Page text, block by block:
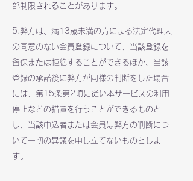
部制限されることがあります。
5.弊方は、満13歳未満の方による法定代理人
の同意のない会員登録について、当該登録を
留保または拒絶することができるほか、当該
登録の承諾後に弊方が同様の判断をした場合
には、第15条第2項に従い本サービスの利用
停止などの措置を行うことができるものと
し、当該申込者または会員は弊方の判断につ
いて一切の異議を申し立てないものとしま
す。